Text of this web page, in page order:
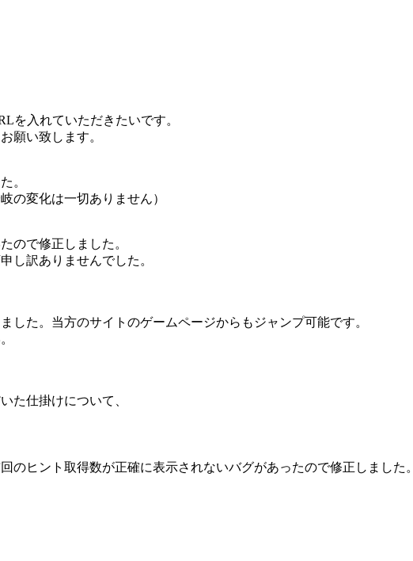
を入れていただきたいです。
願い致します。
。
の変化は一切ありません）
ので修正しました。
し訳ありませんでした。
した。当方のサイトのゲームページからもジャンプ可能です。
た仕掛けについて、
のヒント取得数が正確に表示されないバグがあったので修正しました。